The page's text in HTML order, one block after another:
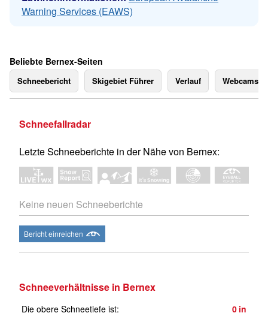
Warning Services (EAWS)
Beliebte Bernex-Seiten
Schneebericht Skigebiet Führer Verlauf Webcams
Schneefallradar
Letzte Schneeberichte in der Nähe von Bernex:
Keine neuen Schneeberichte
Bericht einreichen
Schneeverhältnisse in Bernex
Die obere Schneetiefe ist: 0 in